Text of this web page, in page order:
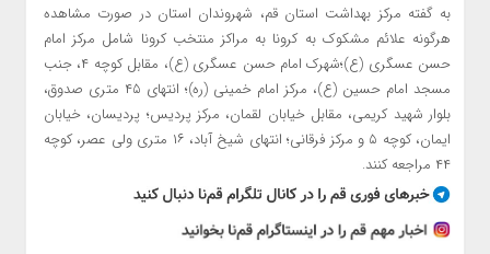
به گفته مرکز بهداشت استان قم، شهروندان استان در صورت مشاهده
هرگونه علائم مشکوک به کرونا به مراکز منتخب کرونا شامل مرکز امام
حسن عسگری (ع)؛شهرک امام حسن عسگری (ع)
، مقابل کوچه ۴، جنب
مسجد امام حسین (ع)
، مرکز امام خمینی (ره)؛ انتهای ۴۵ متری صدوق،
بلوار شهید کریمی، مقابل خیابان لقمان، مرکز پردیس؛ پردیسان، خیابان
ایمان، کوچه ۵ و مرکز فرقانی؛ انتهای شیخ آباد، ۱۶ متری ولی عصر، کوچه
۴۴ مراجعه کنند.